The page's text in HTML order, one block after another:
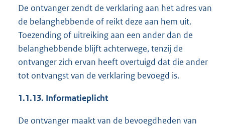
De ontvanger zendt de verklaring aan het adres van
de belanghebbende of reikt deze aan hem uit.
Toezending of uitreiking aan een ander dan de
belanghebbende blijft achterwege, tenzij de
ontvanger zich ervan heeft overtuigd dat die ander
tot ontvangst van de verklaring bevoegd is.
1.1.13. Informatieplicht
De ontvanger maakt van de bevoegdheden van